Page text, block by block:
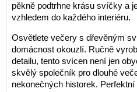
pěkně podtrhne krásu svíčky a
vzhledem do každého interiéru.
Osvětlete večery s dřevěným
domácnost okouzlí. Ručně
detailu, tento svícen není jen
skvělý společník pro dlouhé
nekonečných historek.